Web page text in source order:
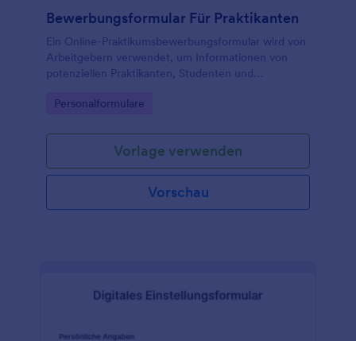
Bewerbungsformular Für Praktikanten
Ein Online-Praktikumsbewerbungsformular wird von
Arbeitgebern verwendet, um Informationen von
potenziellen Praktikanten, Studenten und
Go to Category:
Personalformulare
Vorlage verwenden
Vorschau